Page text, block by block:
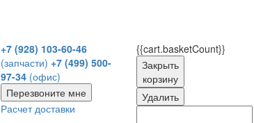
+7 (928) 103-60-46
(запчасти) +7 (499) 500-
97-34 (офис)
Перезвоните мне
Расчет доставки
{{cart.basketCount}}
Закрыть
корзину
Удалить